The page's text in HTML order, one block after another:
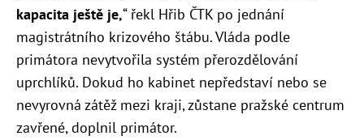
kapacita ještě je,“ řekl Hřib ČTK po jednání
magistrátního krizového štábu. Vláda podle
primátora nevytvořila systém přerozdělování
uprchlíků. Dokud ho kabinet nepředstaví nebo se
nevyrovná zátěž mezi kraji, zůstane pražské centrum
zavřené, doplnil primátor.